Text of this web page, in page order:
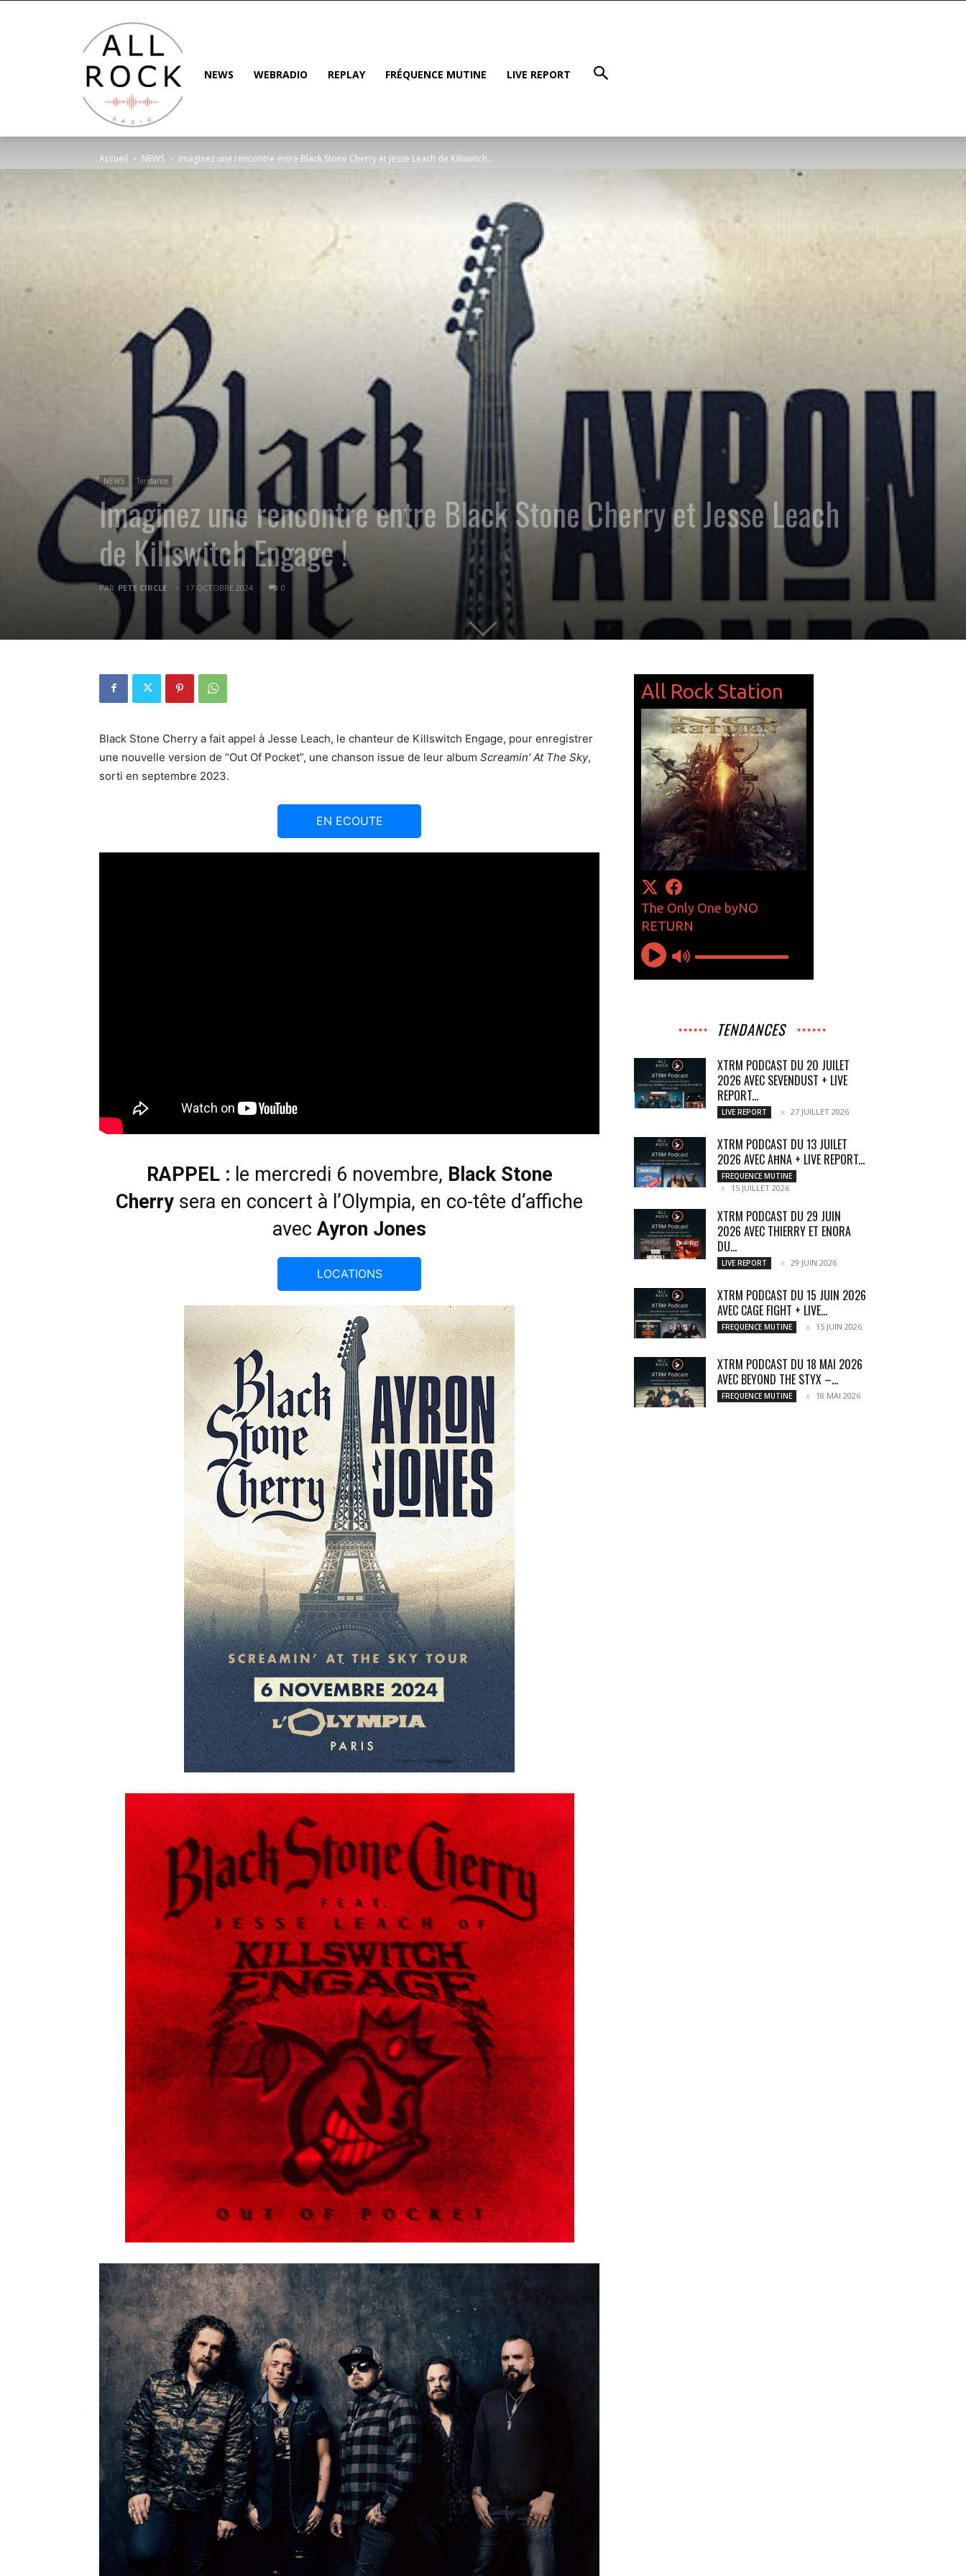
NEWS WEBRADIO REPLAY FRÉQUENCE MUTINE LIVE REPORT
Accueil NEWS Imaginez une rencontre entre Black Stone Cherry et Jesse Leach de Killswitch...
NEWS Tendance
Imaginez une rencontre entre Black Stone Cherry et Jesse Leach
de Killswitch Engage !
PAR PETE CIRCLE 17 OCTOBRE 2024 0
Black Stone Cherry a fait appel à Jesse Leach, le chanteur de Killswitch Engage, pour enregistrer
une nouvelle version de “Out Of Pocket”, une chanson issue de leur album Screamin’ At The Sky,
sorti en septembre 2023.
EN ECOUTE
RAPPEL : le mercredi 6 novembre, Black Stone
Cherry sera en concert à l’Olympia, en co-tête d’affiche
avecAyron Jones
LOCATIONS
TENDANCES
XTRM PODCAST DU 20 JUILET
2026 AVEC SEVENDUST + LIVE
REPORT...
LIVE REPORT 27 JUILLET 2026
XTRM PODCAST DU 13 JUILET
2026 AVEC AĦNA + LIVE REPORT...
FREQUENCE MUTINE
15 JUILLET 2026
XTRM PODCAST DU 29 JUIN
2026 AVEC THIERRY ET ENORA
DU...
LIVE REPORT 29 JUIN 2026
XTRM PODCAST DU 15 JUIN 2026
AVEC CAGE FIGHT + LIVE...
FREQUENCE MUTINE 15 JUIN 2026
XTRM PODCAST DU 18 MAI 2026
AVEC BEYOND THE STYX –...
FREQUENCE MUTINE 18 MAI 2026